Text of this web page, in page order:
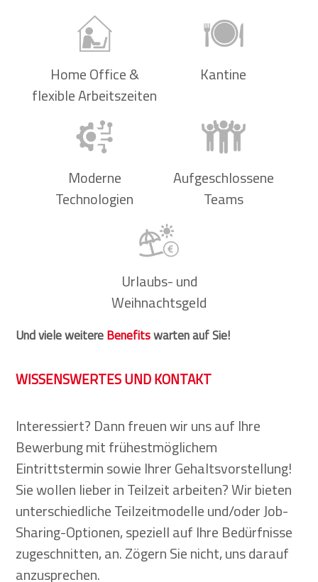
Home Office &
flexible Arbeitszeiten
Kantine
Moderne
Technologien
Aufgeschlossene
Teams
Urlaubs- und
Weihnachtsgeld
Und viele weitereBenefitswarten auf Sie!
WISSENSWERTES UND KONTAKT
Interessiert? Dann freuen wir uns auf Ihre
Bewerbung mit frühestmöglichem
Eintrittstermin sowie Ihrer Gehaltsvorstellung!
Sie wollen lieber in Teilzeit arbeiten? Wir bieten
unterschiedliche Teilzeitmodelle und/oder Job-
Sharing-Optionen, speziell auf Ihre Bedürfnisse
zugeschnitten, an. Zögern Sie nicht, uns darauf
anzusprechen.